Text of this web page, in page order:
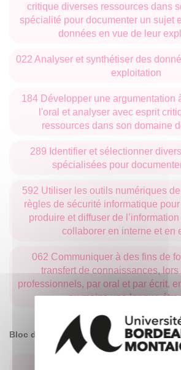
critique diverses ressources dans
spécialité pour documenter un sujet
données en vue de leur
022 Analyser et synthétiser des
exploitation
184 Développer une argumentation
l'oral et analyser avec esprit
ressources dans son domaine
289 Identifier et sélectionner
spécialisées pour
592 Utiliser les outils numériques
règles de sécurité informatique
produire et diffuser de
collaborer en interne et en
062 Communiquer à des fins de
transfert de connaissances,
professionnels, par oral et par écrit,
au moins une langue
Bloc de compétences